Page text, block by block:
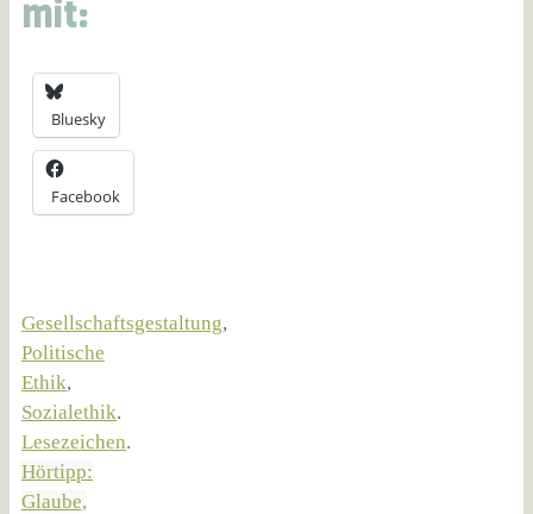
mit:
Bluesky
Facebook
Gesellschaftsgestaltung,
Politische
Ethik,
Sozialethik.
Lesezeichen.
Hörtipp:
Glaube,